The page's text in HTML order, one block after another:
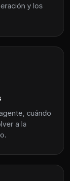
y los
cuándo
a la